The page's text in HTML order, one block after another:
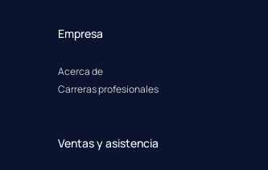
Empresa
Acerca de
Carreras profesionales
Ventas y asistencia